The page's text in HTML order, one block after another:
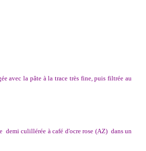
avec la pâte à la trace très fine, puis filtrée au
demi culillérée à café d'ocre rose (AZ) dans un